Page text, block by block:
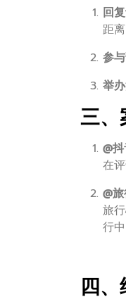
回
距离
参
举
三、
@
在
@
旅
行
四